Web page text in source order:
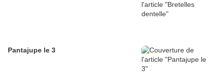
Pantajupe le 3